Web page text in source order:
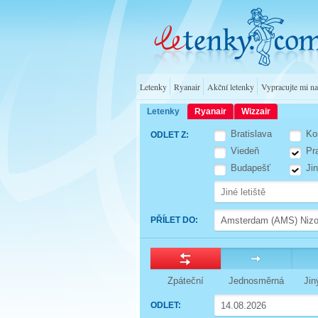
Letenky
Ryanair Akční letenky Vypracujte mi
Letenky Ryanair Wizzair
ODLET Z:
Bratislava
Viedeň
Budapešť
PŘÍLET DO:
Zpáteční Jednosměrná
ODLET: